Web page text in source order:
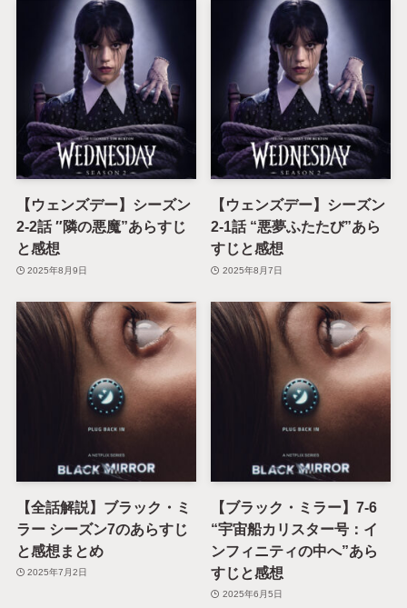
【ウェンズデー】シーズン
2-2話 ″隣の悪魔”あらすじ
と感想
2025年8月9日
【ウェンズデー】シーズン
2-1話 “悪夢ふたたび”あら
すじと感想
2025年8月7日
【全話解説】ブラック・ミ
ラー シーズン7のあらすじ
と感想まとめ
2025年7月2日
【ブラック・ミラー】7-6
“宇宙船カリスター号：イ
ンフィニティの中へ”あら
すじと感想
2025年6月5日